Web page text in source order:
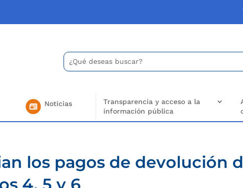
Buscar:
Search
for...
Noticias
Transparencia y acceso a la
información pública
los pagos de devolución